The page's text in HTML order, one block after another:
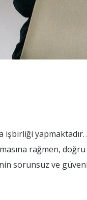
işbirliği
rağmen,
sorunsuz ve